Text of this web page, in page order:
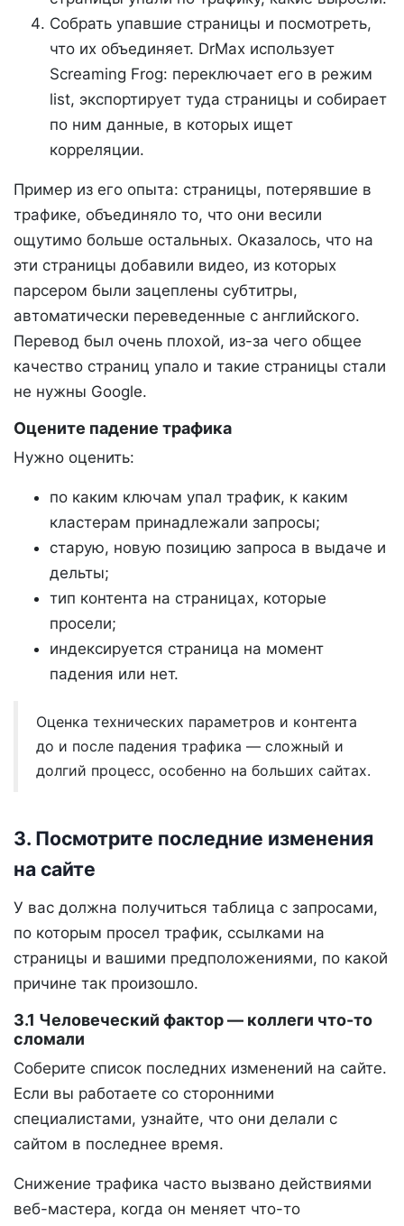
Собрать упавшие страницы и посмотреть,
что их объединяет. DrMax использует
Screaming Frog: переключает его в режим
list, экспортирует туда страницы и собирает
по ним данные, в которых ищет
корреляции.
Пример из его опыта: страницы, потерявшие в
трафике, объединяло то, что они весили
ощутимо больше остальных. Оказалось, что на
эти страницы добавили видео, из которых
парсером были зацеплены субтитры,
автоматически переведенные с английского.
Перевод был очень плохой, из-за чего общее
качество страниц упало и такие страницы стали
не нужны Google.
Оцените падение трафика
Нужно оценить:
по каким ключам упал трафик, к каким
кластерам принадлежали запросы;
старую, новую позицию запроса в выдаче и
дельты;
тип контента на страницах, которые
просели;
индексируется страница на момент
падения или нет.
Оценка технических параметров и контента
до и после падения трафика — сложный и
долгий процесс, особенно на больших сайтах.
3. Посмотрите последние изменения
на сайте
У вас должна получиться таблица с запросами,
по которым просел трафик, ссылками на
страницы и вашими предположениями, по какой
причине так произошло.
3.1 Человеческий фактор — коллеги что-то
сломали
Соберите список последних изменений на сайте.
Если вы работаете со сторонними
специалистами, узнайте, что они делали с
сайтом в последнее время.
Снижение трафика часто вызвано действиями
веб-мастера, когда он меняет что-то